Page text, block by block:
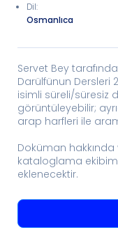
Dil:
Osmanlıca
Servet Bey
Darülfünun Dersleri
isimli süreli/süresiz
görüntüleyebilir;
arap harfleri ile
Doküman
kataloglama
eklenecektir.